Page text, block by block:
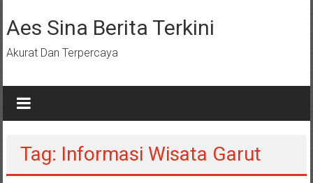
ke
konten
Aes Sina Berita Terkini
Akurat Dan Terpercaya
Tag: Informasi Wisata Garut